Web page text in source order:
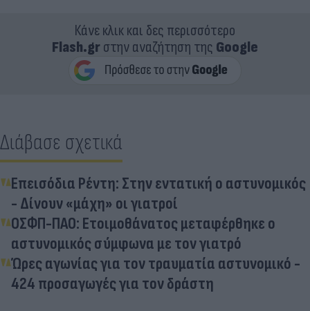
Κάνε κλικ και δες περισσότερο
Flash.grστην αναζήτηση της Google
Διάβασε σχετικά
Επεισόδια Ρέντη: Στην εντατική ο αστυνομικός
- Δίνουν «μάχη» οι γιατροί
ΟΣΦΠ-ΠΑΟ: Ετοιμοθάνατος μεταφέρθηκε ο
αστυνομικός σύμφωνα με τον γιατρό
Ώρες αγωνίας για τον τραυματία αστυνομικό -
424 προσαγωγές για τον δράστη